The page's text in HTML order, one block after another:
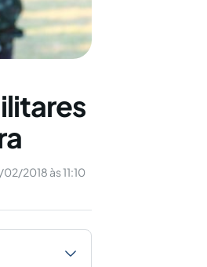
2018 às 11:10